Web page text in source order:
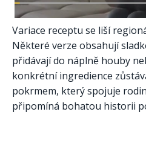
Variace receptu se liší
Některé verze obsahují
přidávají do náplně houby
konkrétní ingredience
pokrmem, který spojuje
připomíná bohatou historii